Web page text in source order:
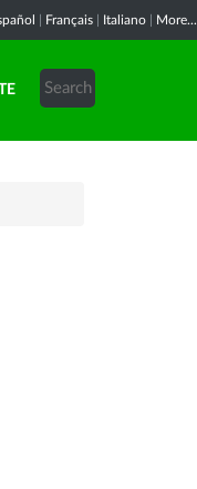
Français Italiano More...